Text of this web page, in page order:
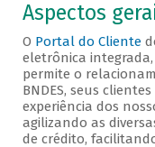
Aspectos
O Portal do Cliente
eletrônica
permite o
BNDES, seus
experiência dos
agilizando as
de crédito,